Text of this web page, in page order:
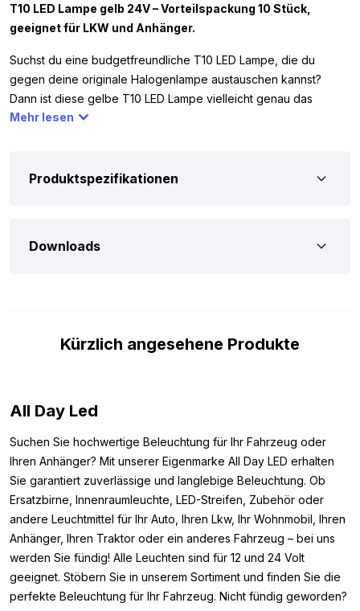
T10 LED Lampe gelb 24V – Vorteilspackung 10 Stück,
geeignet für LKW und Anhänger.
Suchst du eine budgetfreundliche T10 LED Lampe, die du
gegen deine originale Halogenlampe austauschen kannst?
Dann ist diese gelbe T10 LED Lampe vielleicht genau das
Richtige für dich. Die Lampe hat 5 LEDs und wird im 10er-Set
funktioniert nur mit 24 Volt, du kannst sie also zum Beispiel in
wahrscheinlich nicht.
Prüfzeichen, was bedeutet, dass sie beispielsweise keine
gesagt, dies ist eine ausgezeichnete weiße LED Ersatzlampe,
die perfekt als Innenbeleuchtung in deinem LKW oder
Anhänger dienen kann.
Bitte beachte, diese LED Lampen sind nicht CAN-Bus-fähig. Das
bedeutet, dass diese Lampe eine Fehlermeldung auf deinem
Armaturenbrett verursachen kann. Dies trifft hauptsächlich auf
neuere Automodelle zu, LKWs sind davon oft ausgenommen.
Auch zusätzliche Lampen wie Fernscheinwerfer oder Skylights
sind vom CAN-Bus-System ausgeschlossen.
Mehr lesen
Produktspezifikationen
Downloads
Kürzlich angesehene Produkte
All Day Led
Suchen Sie hochwertige Beleuchtung für Ihr Fahrzeug oder
Ihren Anhänger? Mit unserer Eigenmarke All Day LED erhalten
Sie garantiert zuverlässige und langlebige Beleuchtung. Ob
Ersatzbirne, Innenraumleuchte, LED-Streifen, Zubehör oder
andere Leuchtmittel für Ihr Auto, Ihren Lkw, Ihr Wohnmobil, Ihren
Anhänger, Ihren Traktor oder ein anderes Fahrzeug – bei uns
werden Sie fündig! Alle Leuchten sind für 12 und 24 Volt
geeignet. Stöbern Sie in unserem Sortiment und finden Sie die
perfekte Beleuchtung für Ihr Fahrzeug. Nicht fündig geworden?